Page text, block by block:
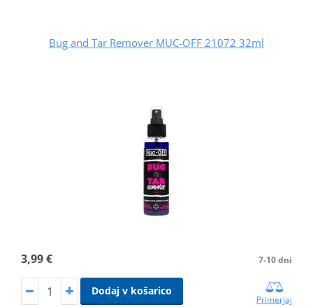
Bug and Tar Remover MUC-OFF 21072 32ml
3,99 € 7-10 dni
Dodaj v košarico
Primerjaj